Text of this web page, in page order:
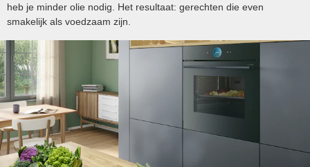
heb je minder olie nodig. Het resultaat: gerechten die even
smakelijk als voedzaam zijn.